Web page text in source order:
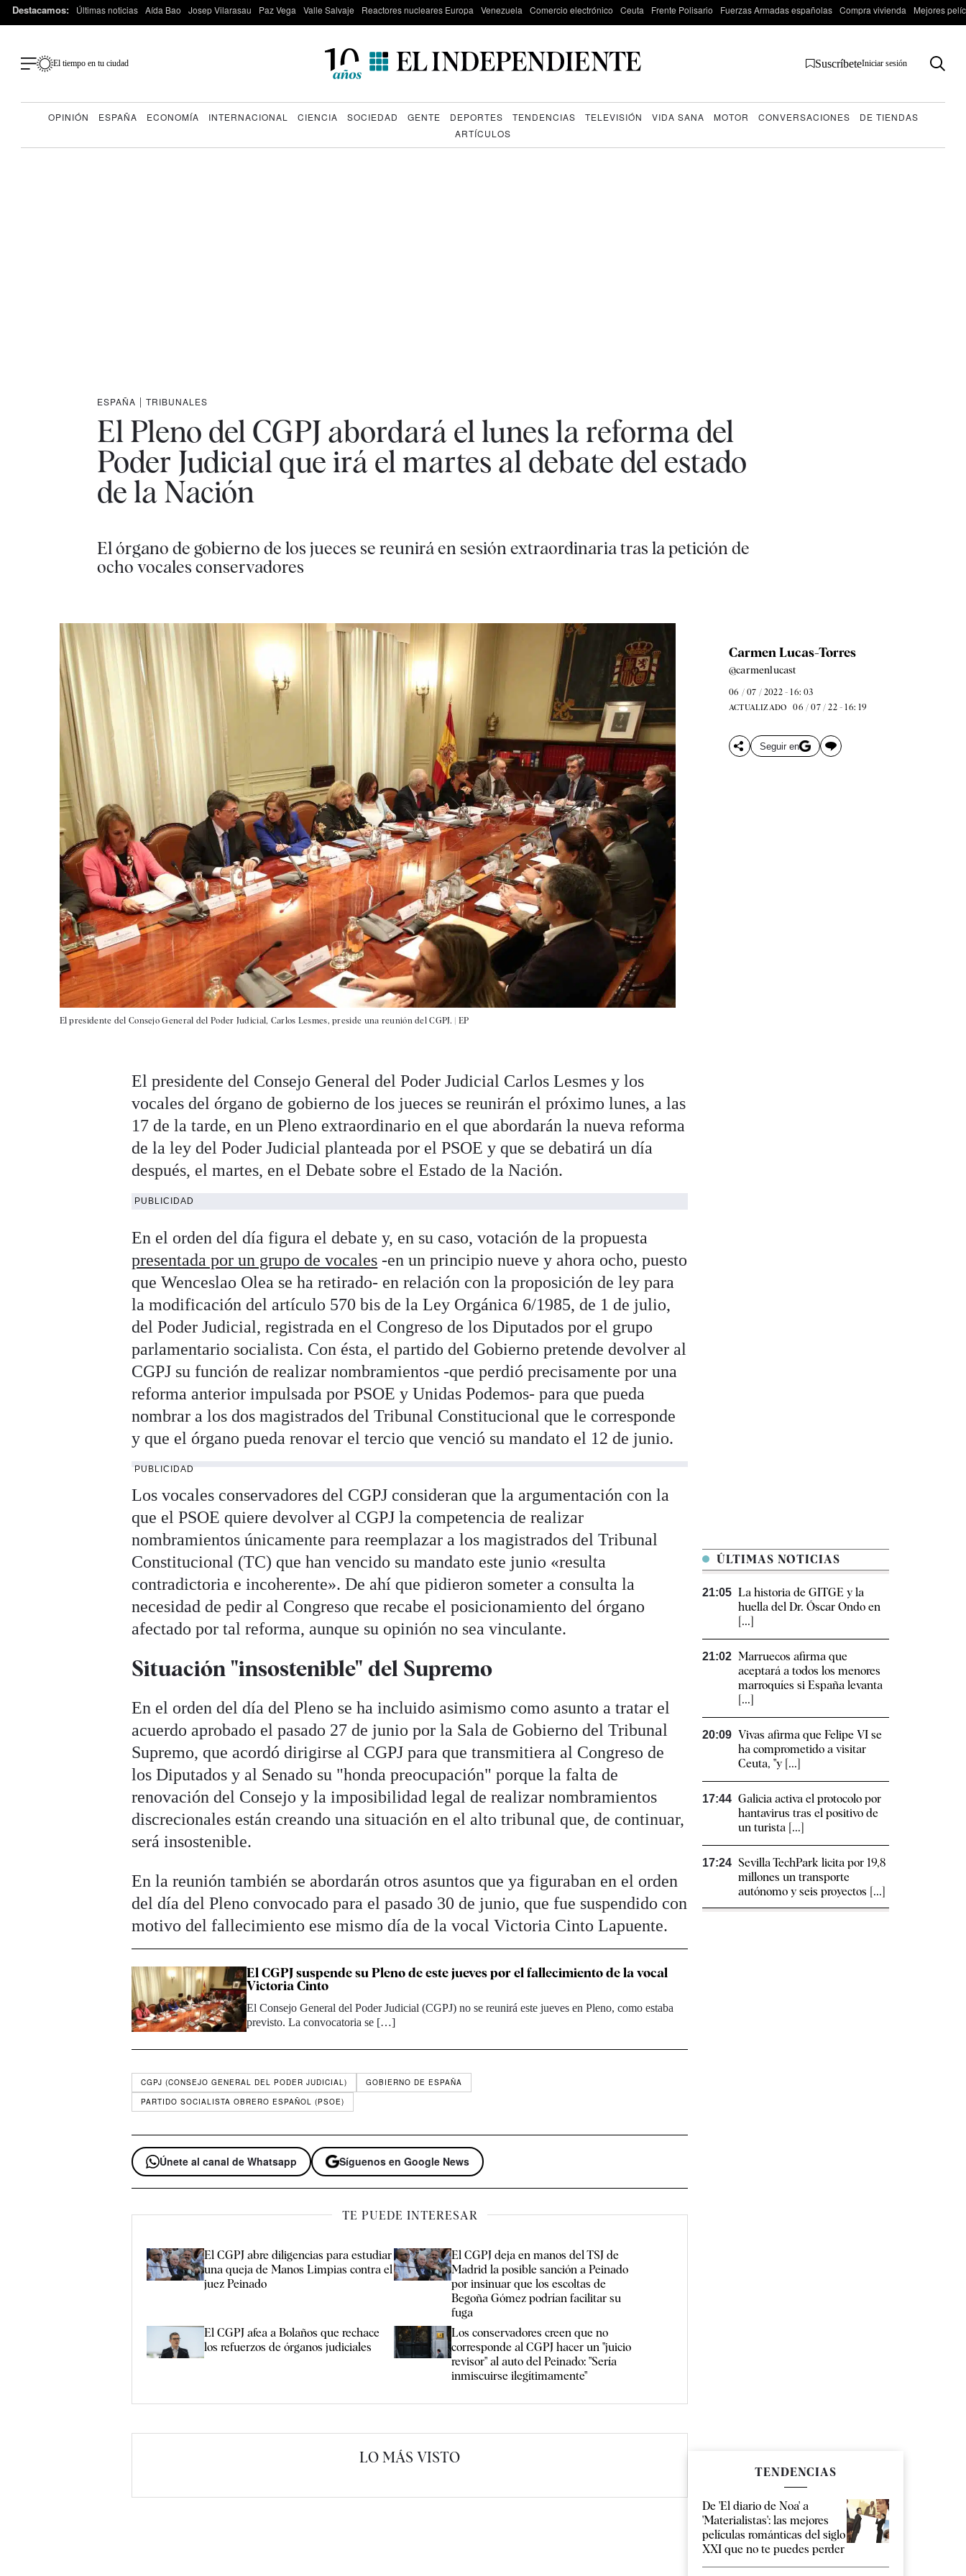
Destacamos: Últimas noticias Aída Bao Josep Vilarasau Paz Vega Valle Salvaje Reactores nucleares Europa Venezuela Comercio electrónico Ceuta Frente Polisario Fuerzas Armadas españolas Compra vivienda Mejores
El tiempo en tu ciudad SuscríbeteIniciar sesión
OPINIÓN ESPAÑA ECONOMÍA INTERNACIONAL CIENCIA SOCIEDAD GENTE DEPORTES TENDENCIAS TELEVISIÓN VIDA SANA MOTOR CONVERSACIONES
DE TIENDAS
ARTÍCULOS
ESPAÑA | TRIBUNALES
El Pleno del CGPJ abordará el lunes la reforma del
Poder Judicial que irá el martes al debate del estado
de la Nación
El órgano de gobierno de los jueces se reunirá en sesión extraordinaria tras la petición de
ocho vocales conservadores
El presidente del Consejo General del Poder Judicial, Carlos Lesmes, preside una reunión del CGPJ. | EP
Carmen Lucas-Torres
@carmenlucast
06 / 07 / 2022 - 16: 03
ACTUALIZADO 06 / 07 / 22 - 16: 19
Seguir en
El presidente del Consejo General del Poder Judicial Carlos Lesmes y los
vocales del órgano de gobierno de los jueces se reunirán el próximo lunes, a las
17 de la tarde, en un Pleno extraordinario en el que abordarán la nueva reforma
de la ley del Poder Judicial planteada por el PSOE y que se debatirá un día
después, el martes, en el Debate sobre el Estado de la Nación.
PUBLICIDAD
En el orden del día figura el debate y, en su caso, votación de la propuesta
presentada por un grupo de vocales -en un principio nueve y ahora ocho, puesto
que Wenceslao Olea se ha retirado- en relación con la proposición de ley para
la modificación del artículo 570 bis de la Ley Orgánica 6/1985, de 1 de julio,
del Poder Judicial, registrada en el Congreso de los Diputados por el grupo
parlamentario socialista. Con ésta, el partido del Gobierno pretende devolver al
CGPJ su función de realizar nombramientos -que perdió precisamente por una
reforma anterior impulsada por PSOE y Unidas Podemos- para que pueda
nombrar a los dos magistrados del Tribunal Constitucional que le corresponde
y que el órgano pueda renovar el tercio que venció su mandato el 12 de junio.
PUBLICIDAD
Los vocales conservadores del CGPJ consideran que la argumentación con la
que el PSOE quiere devolver al CGPJ la competencia de realizar
nombramientos únicamente para reemplazar a los magistrados del Tribunal
Constitucional (TC) que han vencido su mandato este junio «resulta
contradictoria e incoherente». De ahí que pidieron someter a consulta la
necesidad de pedir al Congreso que recabe el posicionamiento del órgano
afectado por tal reforma, aunque su opinión no sea vinculante.
Situación "insostenible" del Supremo
En el orden del día del Pleno se ha incluido asimismo como asunto a tratar el
acuerdo aprobado el pasado 27 de junio por la Sala de Gobierno del Tribunal
Supremo, que acordó dirigirse al CGPJ para que transmitiera al Congreso de
los Diputados y al Senado su "honda preocupación" porque la falta de
renovación del Consejo y la imposibilidad legal de realizar nombramientos
discrecionales están creando una situación en el alto tribunal que, de continuar,
será insostenible.
En la reunión también se abordarán otros asuntos que ya figuraban en el orden
del día del Pleno convocado para el pasado 30 de junio, que fue suspendido con
motivo del fallecimiento ese mismo día de la vocal Victoria Cinto Lapuente.
El CGPJ suspende su Pleno de este jueves por el fallecimiento de la vocal
Victoria Cinto
El Consejo General del Poder Judicial (CGPJ) no se reunirá este jueves en Pleno, como estaba
previsto. La convocatoria se […]
CGPJ (CONSEJO GENERAL DEL PODER JUDICIAL)
GOBIERNO DE ESPAÑA
PARTIDO SOCIALISTA OBRERO ESPAÑOL (PSOE)
Únete al canal de Whatsapp Síguenos en Google News
TE PUEDE INTERESAR
El CGPJ abre diligencias para estudiar
una queja de Manos Limpias contra el
juez Peinado
El CGPJ deja en manos del TSJ de
Madrid la posible sanción a Peinado
por insinuar que los escoltas de
Begoña Gómez podrían facilitar su
fuga
El CGPJ afea a Bolaños que rechace
los refuerzos de órganos judiciales
Los conservadores creen que no
corresponde al CGPJ hacer un "juicio
revisor" al auto del Peinado: "Sería
inmiscuirse ilegítimamente"
LO MÁS VISTO
ÚLTIMAS NOTICIAS
21:05 La historia de GITGE y la
huella del Dr. Óscar Ondo en
[...]
21:02 Marruecos afirma que
aceptará a todos los menores
marroquíes si España levanta
[...]
20:09 Vivas afirma que Felipe VI se
ha comprometido a visitar
Ceuta, "y [...]
17:44 Galicia activa el protocolo por
hantavirus tras el positivo de
un turista [...]
17:24 Sevilla TechPark licita por 19,8
millones un transporte
autónomo y seis proyectos [...]
TENDENCIAS
De 'El diario de Noa' a
'Materialistas': las mejores
películas románticas del siglo
XXI que no te puedes perder